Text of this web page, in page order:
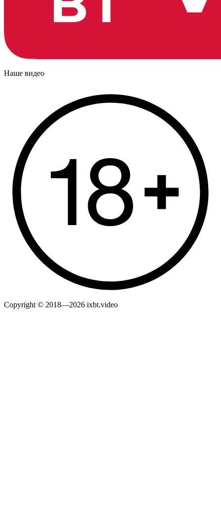
Наше видео
Copyright © 2018—2026 ixbt.video